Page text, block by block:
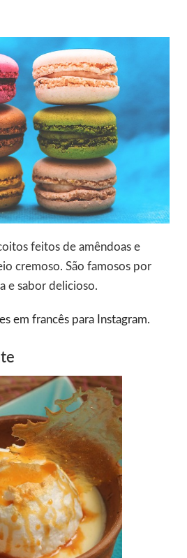
feitos de amêndoas e
cremoso. São famosos por
e sabor delicioso.
em francês para Instagram.